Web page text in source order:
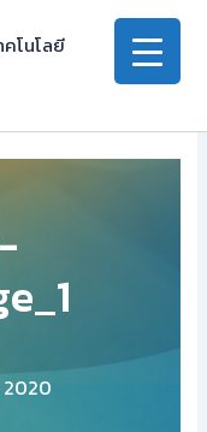
โนโลยี
2020